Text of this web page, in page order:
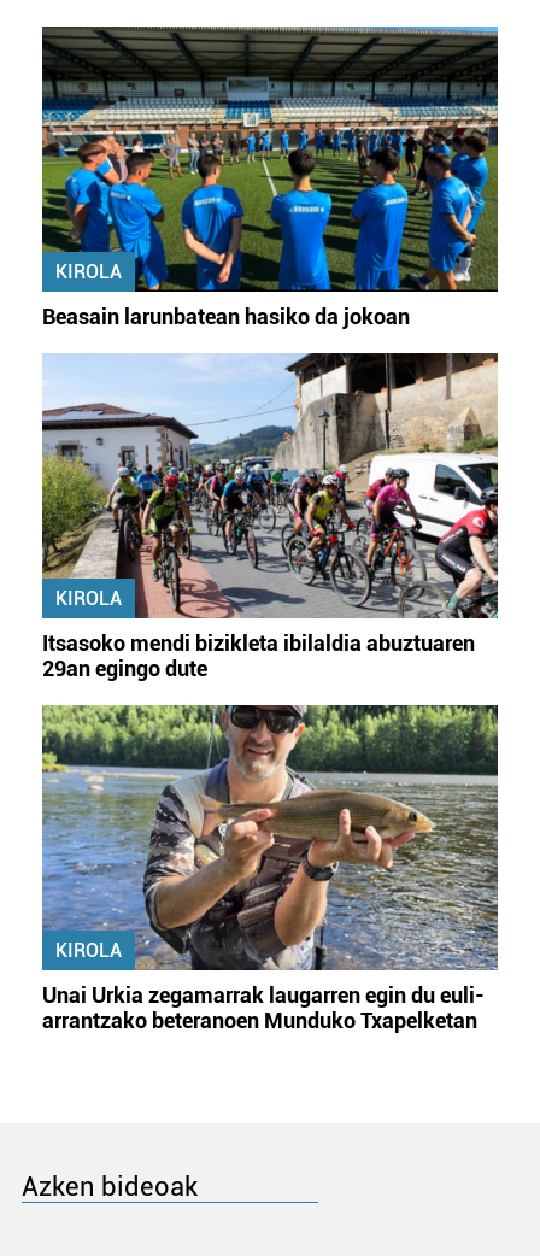
KIROLA
Beasain larunbatean hasiko da jokoan
KIROLA
Itsasoko mendi bizikleta ibilaldia abuztuaren
29an egingo dute
KIROLA
Unai Urkia zegamarrak laugarren egin du euli-
arrantzako beteranoen Munduko Txapelketan
Azken bideoak